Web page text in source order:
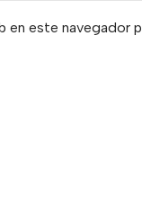
este navegador